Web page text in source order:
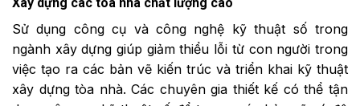
Sử dụng công cụ và công nghệ kỹ thuật số trong
ngành xây dựng giúp giảm thiểu lỗi từ con người trong
việc tạo ra các bản vẽ kiến trúc và triển khai kỹ thuật
xây dựng tòa nhà. Các chuyên gia thiết kế có thể tận